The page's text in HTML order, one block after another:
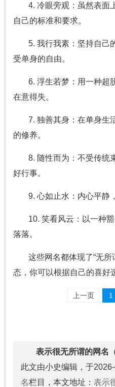
4. 冷眼旁观：虽然表面
自己的标准和要求。
5. 我行我素：坚持自己
受单身的自由。
6. 浮生若梦：用一种超
在意得失。
7. 独善其身：在单身生
的修养。
8. 随性而为：不受传统
好行事。
9. 心如止水：内心平静
10. 笑看风云：以一种
落落。
这些网名都体现了“无所
态，你可以根据自己的喜好
上一页 1
表示很无所谓的网名
此文由小史编辑，于
名栏目，本文地址： 表示